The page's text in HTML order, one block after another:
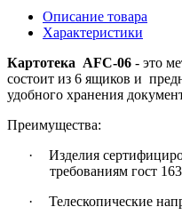
Описание товара
Характеристики
Картотека AFC-06 - это
состоит из 6 ящиков и
удобного хранения
Преимущества:
·
Изделия
требованиям гост
·
Телескопические